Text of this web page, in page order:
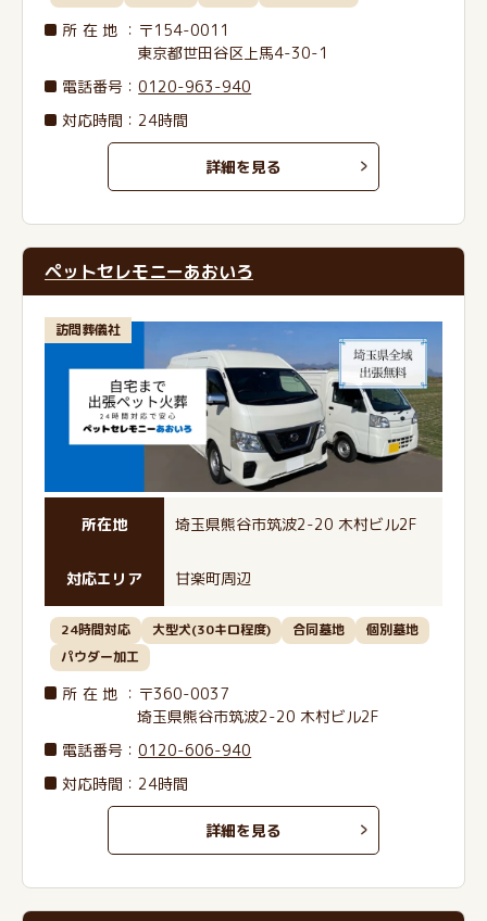
所在地 ：〒154-0011
東京都世田谷区上馬4-30-1
電話番号 ：0120-963-940
対応時間：24時間
詳細を見る
ペットセレモニーあおいろ
訪問葬儀社
所在地 埼玉県熊谷市筑波2-20 木村ビル2F
対応エリア 甘楽町周辺
24時間対応 大型犬(30キロ程度) 合同墓地
個別墓地
パウダー加工
所在地 ：〒360-0037
埼玉県熊谷市筑波2-20 木村ビル2F
電話番号 ：0120-606-940
対応時間：24時間
詳細を見る